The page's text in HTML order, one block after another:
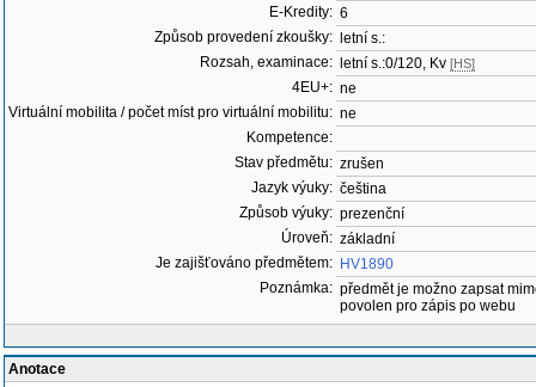
E-Kredity: 6
Způsob provedení zkoušky:
letní s.:
Rozsah, examinace:
letní s.:0/120, Kv [HS]
4EU+: ne
Virtuální mobilita / počet míst pro virtuální mobilitu: ne
Kompetence:
Stav předmětu: zrušen
Jazyk výuky: čeština
Způsob výuky: prezenční
Úroveň: základní
Je zajišťováno předmětem: HV1890
Poznámka: předmět je možno zapsat
povolen pro zápis po webu
Anotace